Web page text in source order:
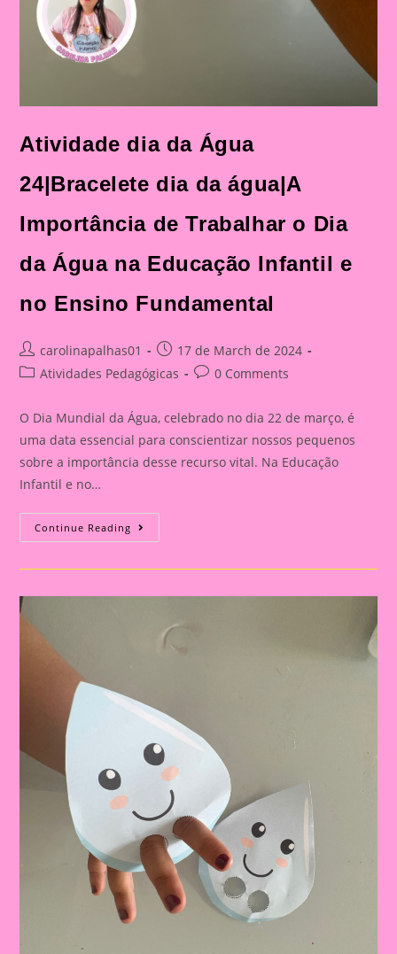
Atividade dia da Água
24|Bracelete dia da água|A
Importância de Trabalhar o Dia
da Água na Educação Infantil e
no Ensino Fundamental
Post
author:
carolinapalhas01
Post
published:
17 de March de 2024
PostAtividades Pedagógicas
Post0 Comments
O Dia Mundial da Água, celebrado no dia 22 de março, é
uma data essencial para conscientizar nossos pequenos
sobre a importância desse recurso vital. Na Educação
Infantil e no…
Continue Reading Atividade
Dia
Água
Importância
Trabalhar
Água
Na
Educação
Infantil
No
Ensino
Fundamental